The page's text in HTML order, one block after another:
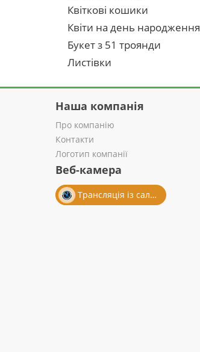
Квіткові кошики
Квіти на день народження
Букет з 51 троянди
Листівки
Наша компанія
Про компанію
Контакти
Логотип компанії
Веб-камера
Трансляція із салону